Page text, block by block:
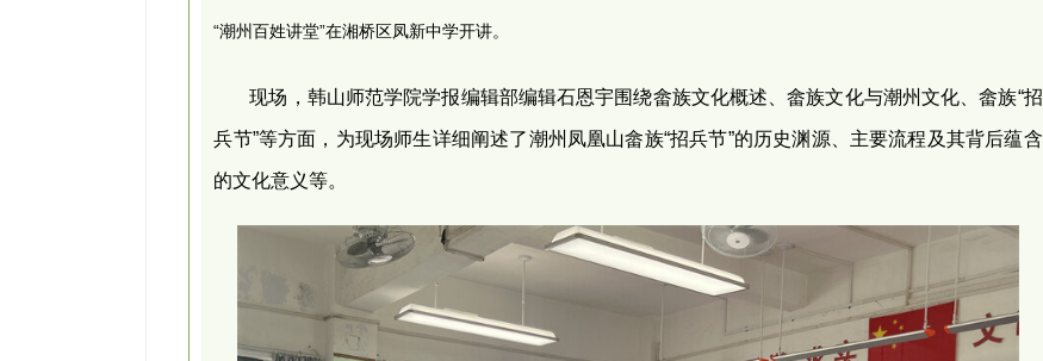
“潮州百姓讲堂”在湘桥区凤新中学开讲。
现场，韩山师范学院学报编辑部编辑石恩宇围绕畲族文化概述、畲族文化与潮州文化、畲族“招
兵节”等方面，为现场师生详细阐述了潮州凤凰山畲族“招兵节”的历史渊源、主要流程及其背后蕴含
的文化意义等。